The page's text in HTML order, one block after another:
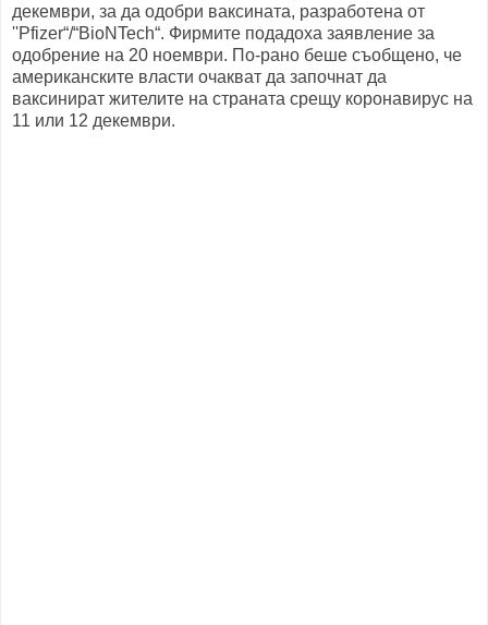
декември, за да одобри ваксината, разработена от
''Pfizer“/“BioNTech“. Фирмите подадоха заявление за
одобрение на 20 ноември. По-рано беше съобщено, че
американските власти очакват да започнат да
ваксинират жителите на страната срещу коронавирус на
11 или 12 декември.